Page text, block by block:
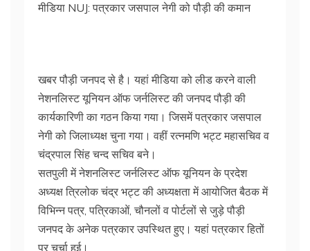
मीडिया NUJ: पत्रकार जसपाल नेगी को पौड़ी की कमान
खबर पौड़ी जनपद से है। यहां मीडिया को लीड करने वाली
नेशनलिस्ट यूनियन ऑफ जर्नलिस्ट की जनपद पौड़ी की
कार्यकारिणी का गठन किया गया। जिसमें पत्रकार जसपाल
नेगी को जिलाध्यक्ष चुना गया। वहीं रत्नमणि भट्ट महासचिव व
चंद्रपाल सिंह चन्द सचिव बने।
सतपुली में नेशनलिस्ट जर्नलिस्ट ऑफ यूनियन के प्रदेश
अध्यक्ष त्रिलोक चंद्र भट्ट की अध्यक्षता में आयोजित बैठक में
विभिन्न पत्र, पत्रिकाओं, चौनलों व पोर्टलों से जुड़े पौड़ी
जनपद के अनेक पत्रकार उपस्थित हुए। यहां पत्रकार हितों
पर चर्चा हुई।